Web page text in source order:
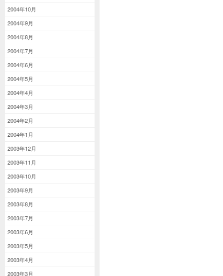
2004年10月
2004年9月
2004年8月
2004年7月
2004年6月
2004年5月
2004年4月
2004年3月
2004年2月
2004年1月
2003年12月
2003年11月
2003年10月
2003年9月
2003年8月
2003年7月
2003年6月
2003年5月
2003年4月
2003年3月